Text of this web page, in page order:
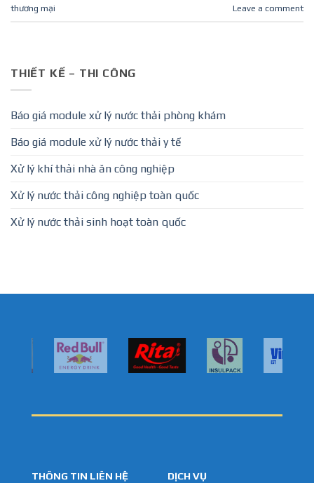
thương mại
Leave a comment
THIẾT KẾ – THI CÔNG
Báo giá module xử lý nước thải phòng khám
Báo giá module xử lý nước thải y tế
Xử lý khí thải nhà ăn công nghiệp
Xử lý nước thải công nghiệp toàn quốc
Xử lý nước thải sinh hoạt toàn quốc
THÔNG TIN LIÊN HỆ
DỊCH VỤ